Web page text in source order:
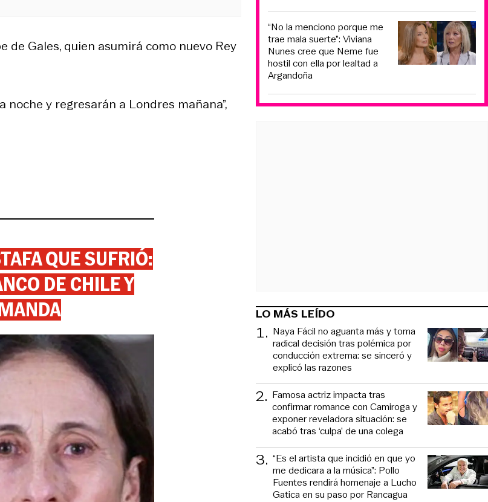
de Gales, quien asumirá como nuevo Rey
y regresarán a Londres mañana”,
QUE SUFRIÓ:
DE CHILE Y
“No la menciono porque me
trae mala suerte”: Viviana
Nunes cree que Neme fue
hostil con ella por lealtad a
Argandoña
LO MÁS LEÍDO
1. Naya Fácil no aguanta más y toma
radical decisión tras polémica por
conducción extrema: se sinceró y
explicó las razones
2. Famosa actriz impacta tras
confirmar romance con Camiroga y
exponer reveladora situación: se
acabó tras ‘culpa’ de una colega
3. “Es el artista que incidió en que yo
me dedicara a la música”: Pollo
Fuentes rendirá homenaje a Lucho
Gatica en su paso por Rancagua